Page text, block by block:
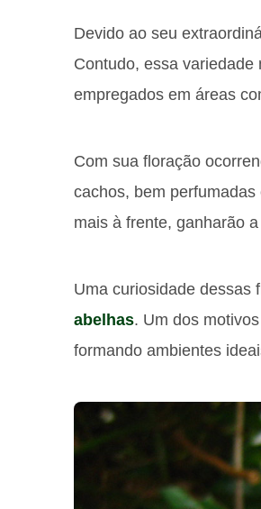
Devido ao seu
Contudo, essa
empregados em áreas
Com sua floração
cachos, bem
mais à frente, ganharão
Uma curiosidade dessas
abelhas. Um dos
formando ambientes